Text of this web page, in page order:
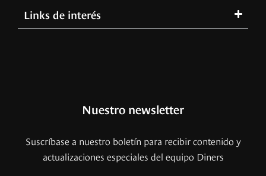
Links de interés
Nuestro newsletter
Suscríbase a nuestro boletín para recibir contenido y
actualizaciones especiales del equipo Diners